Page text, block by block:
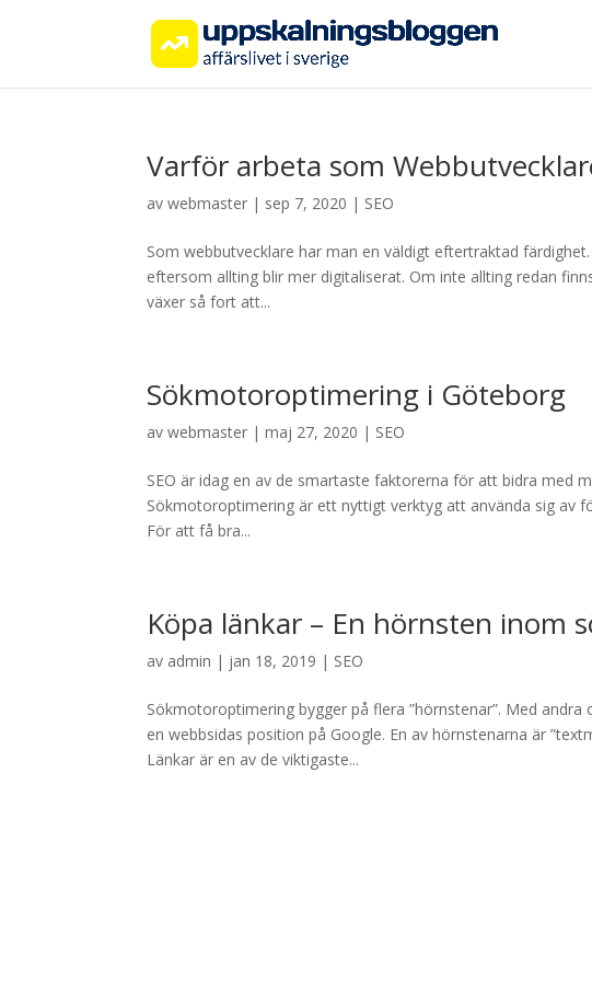
Varför arbeta som
avwebmaster | sep 7, 2020 | SEO
Som webbutvecklare har man en väldigt eftertraktad
eftersom allting blir mer digitaliserat. Om inte allting redan
växer så fort att...
Sökmotoroptimering i Göteborg
avwebmaster |maj 27, 2020 | SEO
SEO är idag en av de smartaste faktorerna för att bidra med
Sökmotoroptimering är ett nyttigt verktyg att använda sig av
För att få bra...
Köpa länkar – En hörnsten inom
av admin | jan 18, 2019 | SEO
Sökmotoroptimering bygger på flera ”hörnstenar”. Med
en webbsidas position på Google. En av hörnstenarna är
Länkar är en av de viktigaste...